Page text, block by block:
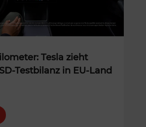
Tesla zieht
Testbilanz in EU-Land